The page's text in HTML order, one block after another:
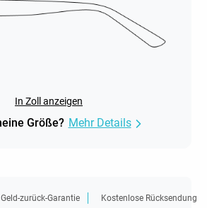
In Zoll anzeigen
Größe? Mehr Details
Geld-zurück-Garantie Kostenlose Rücksendung